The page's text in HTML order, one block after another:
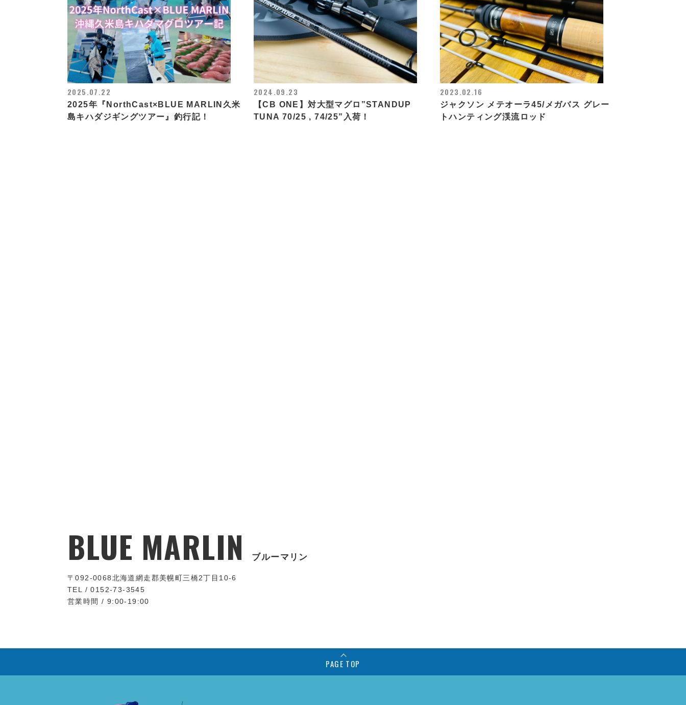
2025.07.22
2025年『NorthCast×BLUE MARLIN久米
島キハダジギングツアー』釣行記！
2024.09.23
【CB ONE】対大型マグロ”STANDUP
TUNA 70/25 , 74/25”入荷！
2023.02.16
ジャクソン メテオーラ45/メガバス グレー
トハンティング渓流ロッド
BLUE MARLIN ブルーマリン
〒092-0068北海道網走郡美幌町三橋2丁目10-6
TEL / 0152-73-3545
営業時間 / 9:00-19:00
PAGE TOP